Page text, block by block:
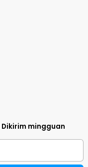
Dikirim mingguan